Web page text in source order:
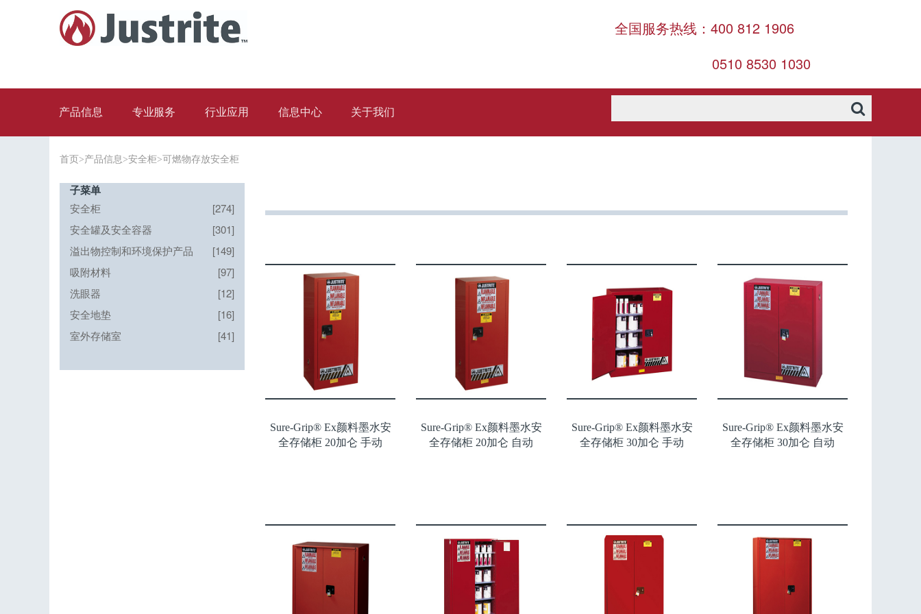
全国服务热线：400 812 1906
0510 8530 1030
产品信息 专业服务 行业应用 信息中心 关于我们
首页 >产品信息>安全柜>可燃物存放安全柜
子菜单
安全柜
[274]
安全罐及安全容器
[301]
溢出物控制和环境保护产品
[149]
吸附材料
[97]
洗眼器
[12]
安全地垫
[16]
室外存储室
[41]
Sure-Grip® Ex颜料墨水安
全存储柜 20加仑 手动
Sure-Grip® Ex颜料墨水安
全存储柜 20加仑 自动
Sure-Grip® Ex颜料墨水安
全存储柜 30加仑 手动
Sure-Grip® Ex颜料墨水安
全存储柜 30加仑 自动